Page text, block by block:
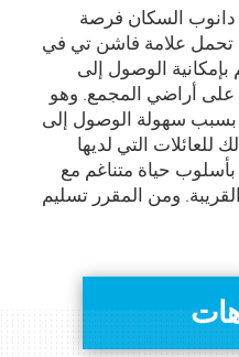
السكان فرصة
تحمل علامة فاشن تي في
الوصول إلى
على أراضي المجمع. وهو
بسبب سهولة الوصول إلى
التي لديها
حياة متناغم مع
ومن المقرر تسليم